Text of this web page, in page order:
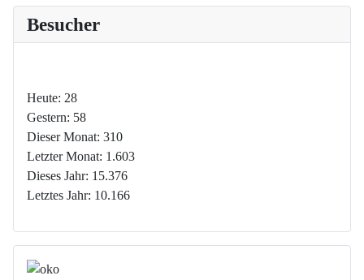
Besucher
Heute: 28
Gestern: 58
Dieser Monat: 310
Letzter Monat: 1.603
Dieses Jahr: 15.376
Letztes Jahr: 10.166